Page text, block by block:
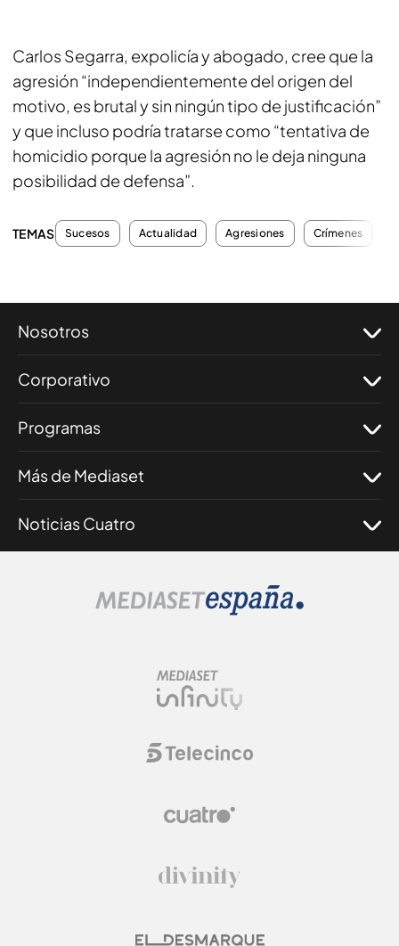
Carlos Segarra, expolicía y abogado, cree que la
agresión “independientemente del origen del
motivo, es brutal y sin ningún tipo de justificación”
y que incluso podría tratarse como “tentativa de
homicidio porque la agresión no le deja ninguna
posibilidad de defensa”.
TEMAS Sucesos Actualidad Agresiones Crímenes
Nosotros
Corporativo
Programas
Más de Mediaset
Noticias Cuatro